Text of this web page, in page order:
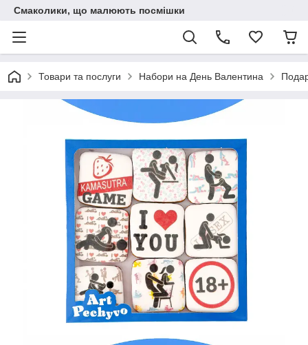
Смаколики, що малюють посмішки
Товари та послуги Набори на День Валентина